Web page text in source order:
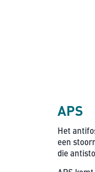
APS
Het
een
die